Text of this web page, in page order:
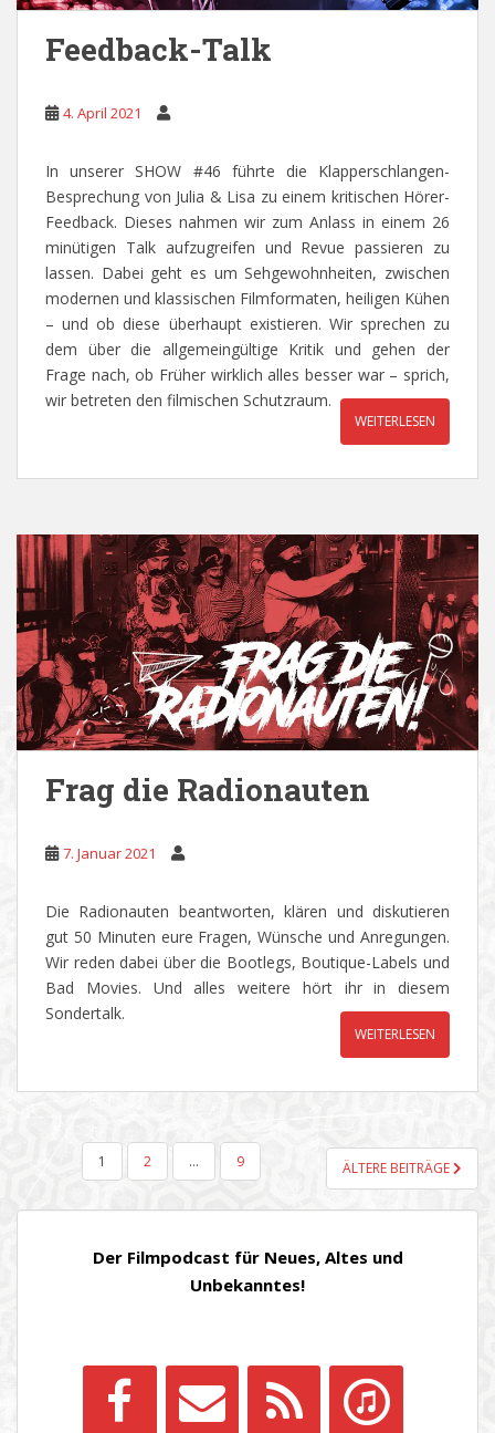
Feedback-Talk
4. April 2021
In unserer SHOW #46 führte die Klapperschlangen-
Besprechung von Julia & Lisa zu einem kritischen Hörer-
Feedback. Dieses nahmen wir zum Anlass in einem 26
minütigen Talk aufzugreifen und Revue passieren zu
lassen. Dabei geht es um Sehgewohnheiten, zwischen
modernen und klassischen Filmformaten, heiligen Kühen
– und ob diese überhaupt existieren. Wir sprechen zu
dem über die allgemeingültige Kritik und gehen der
Frage nach, ob Früher wirklich alles besser war – sprich,
wir betreten den filmischen Schutzraum.
WEITERLESEN
Frag die Radionauten
7. Januar 2021
Die Radionauten beantworten, klären und diskutieren
gut 50 Minuten eure Fragen, Wünsche und Anregungen.
Wir reden dabei über die Bootlegs, Boutique-Labels und
Bad Movies. Und alles weitere hört ihr in diesem
Sondertalk.
WEITERLESEN
SEITENNUMMERIERUNG
BEITRÄGE
1 2 … 9 ÄLTERE BEITRÄGE
Der Filmpodcast für Neues, Altes und
Unbekanntes!